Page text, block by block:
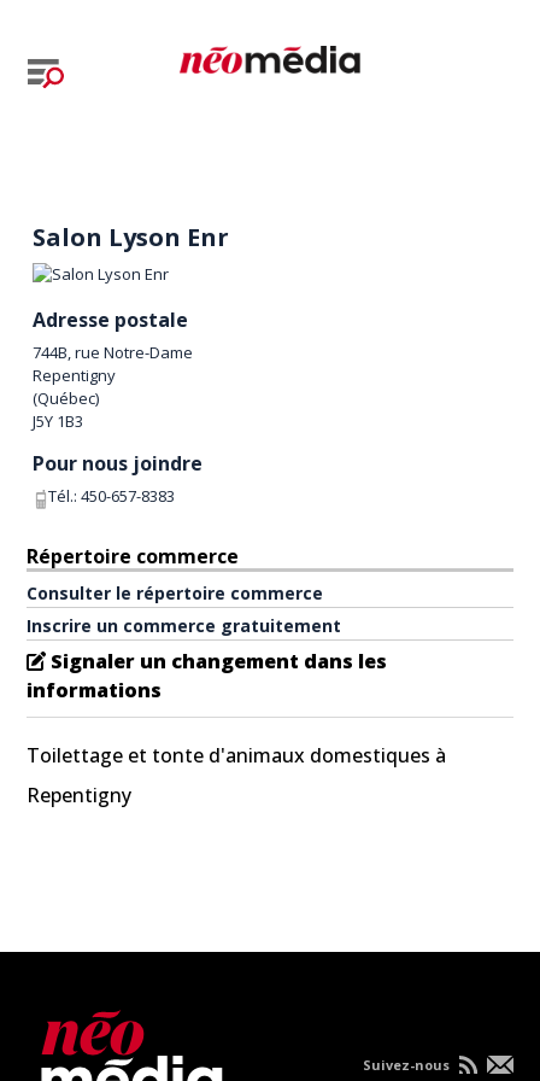
Salon Lyson Enr
Adresse postale
744B, rue Notre-Dame
Repentigny
(Québec)
J5Y 1B3
Pour nous joindre
Tél.:450-657-8383
Répertoire commerce
Consulter le répertoire commerce
Inscrire un commerce gratuitement
Signaler un changement dans les
informations
Toilettage et tonte d'animaux domestiques à
Repentigny
Suivez-nous